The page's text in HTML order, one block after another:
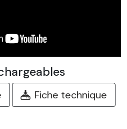
Fiche technique